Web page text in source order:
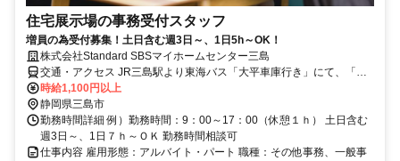
住宅展示場の事務受付スタッフ
増員の為受付募集！土日含む週3日～、1日5h～OK！
株式会社Standard SBSマイホームセンター三島
交通・アクセス JR三島駅より東海バス「大平車庫行き」にて、「松
本」バス停下車、徒歩2分
時給1,100円以上
静岡県三島市
勤務時間詳細 例）勤務時間：9：00～17：00（休憩１ｈ） 土日含む
週3日～、1日７ｈ～ＯＫ 勤務時間相談可
仕事内容 雇用形態：アルバイト・パート 職種：その他事務、一般事